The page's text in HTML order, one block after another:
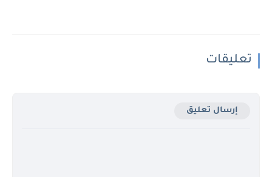
تعليقات
إرسال تعليق